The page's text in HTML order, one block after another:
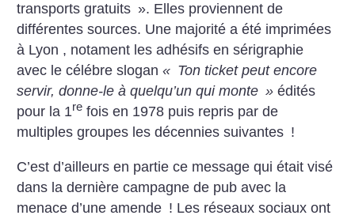
transports gratuits ». Elles proviennent de
différentes sources. Une majorité a été imprimées
à Lyon , notament les adhésifs en sérigraphie
avec le célébre slogan« Ton ticket peut encore
servir, donne-le à quelqu’un qui monte » édités
pour la 1re fois en 1978 puis repris par de
multiples groupes les décennies suivantes !
C’est d’ailleurs en partie ce message qui était visé
dans la dernière campagne de pub avec la
menace d’une amende ! Les réseaux sociaux ont